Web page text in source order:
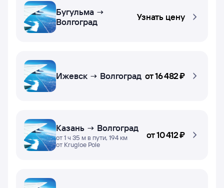
Бугульма →
Волгоград
Узнать цену
Ижевск → Волгоград от16 ⁠482 ⁠₽
Казань → Волгоград
от 1 ч 35 м в пути, 194 км
от Krugloe Pole
от10 ⁠412 ⁠₽